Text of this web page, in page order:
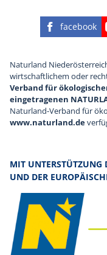
Finden Sie
facebook
Naturland
wirtschaftlichem oder
Verband für
eingetragenen
Naturland-Verband für
www.naturland.de
MIT UNTERSTÜTZUNG
UND DER